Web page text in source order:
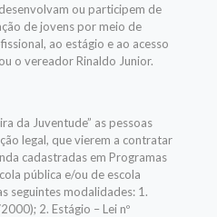
ou participem de
de jovens por meio de
ao estágio e ao acesso
o vereador Rinaldo Junior.
da Juventude” as pessoas
legal, que vierem a contratar
cadastradas em Programas
pública e/ou de escola
seguintes modalidades: 1.
2. Estágio – Lei nº